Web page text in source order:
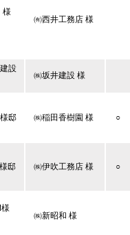
様
㈲西井工務店 様
設
㈱坂井建設 様
邸 ㈱稲田香樹園 様 ○
邸 ㈱伊吹工務店 様 ○
㈱新昭和 様